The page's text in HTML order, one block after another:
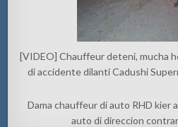
[VIDEO] Chauffeur deteni, mucha
di accidente dilanti Cadushi
Dama chauffeur di auto RHD kier
auto di direccion